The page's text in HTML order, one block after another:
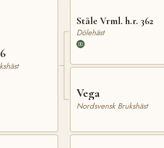
Ståle Vrml. h.r. 362
Dölehäst
Vega
Nordsvensk Brukshäst